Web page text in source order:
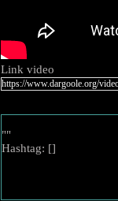
Link video
""
Hashtag: []